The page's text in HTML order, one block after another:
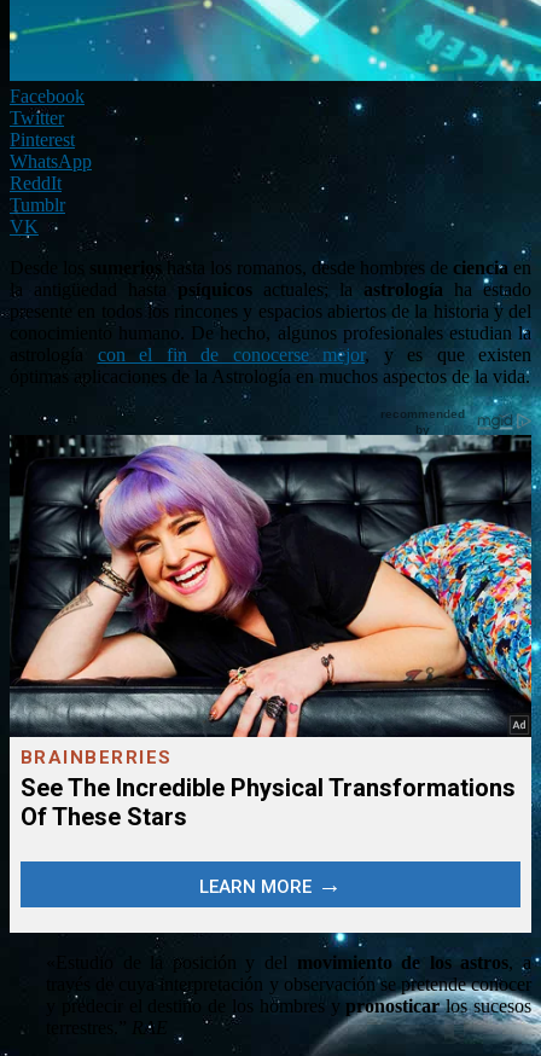
Facebook
Twitter
Pinterest
WhatsApp
ReddIt
Tumblr
VK
sumerios hasta los romanos, desde hombres de ciencia en
la antigüedad hasta psíquicos actuales; la astrología ha estado
presente en todos los rincones y espacios abiertos de la historia y del
conocimiento humano. De hecho, algunos profesionales estudian la
astrología con el fin de conocerse mejor, y es que existen
óptimas aplicaciones de la Astrología en muchos aspectos de la vida.
«Estudio de la posición y del movimiento de los astros, a
través de cuya interpretación y observación se pretende conocer
y predecir el destino de los hombres ypronosticarlos sucesos
RAE